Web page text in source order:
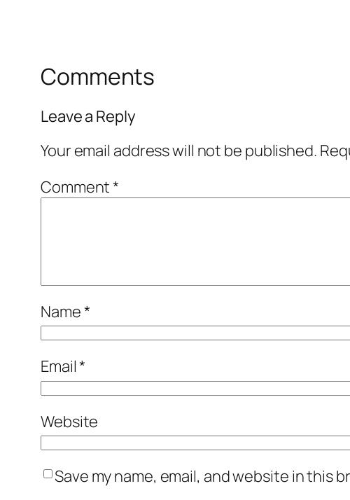
Comments
Leave a Reply
Your email address will not be published.
Comment*
Name*
Email*
Website
Save my name, email, and website in this